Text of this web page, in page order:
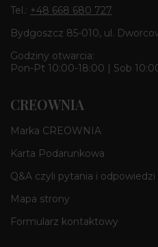
Tel.: +48 668 680 727
Bydgoszcz 85-010, ul.
Godziny otwarcia:
Pon-Pt 10:00-18:00 | Sob
CREOWNIA
Marka CREOWNIA
Karta Podarunkowa
Q&A czyli pytania i odpowiedzi
Mapa strony
Formularz kontaktowy